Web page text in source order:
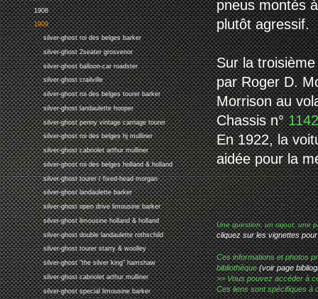
1908
1909
silver-ghost roi des belges barker
silver-ghost 2seater grosvenor
silver-ghost balloon-car roadster
silver-ghost crailville
silver-ghost roi des belges tourer barker
silver-ghost landaulette hooper
silver-ghost penny vintage carriage tourer
silver-ghost roi des belges hj mulliner
silver-ghost cabriolet arthur mulliner
silver-ghost roi des belges holland & holland
silver-ghost tourer / fixed-head morgan
silver-ghost landaulette barker
silver-ghost open drive limousine barker
silver-ghost limousine holland & holland
silver-ghost double landaulette rothschild
silver-ghost tourer starry & woolley
silver-ghost "the silver king" hamshaw
silver-ghost cabriolet arthur mulliner
silver-ghost special limousine barker
pneus montés
plutôt agressif.
Sur la
par Roger D.
Morrison au
Chassis n°1142
En 1922, la
aidée pour la
Une question, un rajout, une
cliquez sur les vignettes
Ces informations et photos
bibliothèque(voir page
>> Vous pouvez accéder à
Ces liens sont spécifiques à